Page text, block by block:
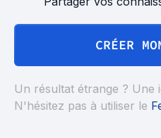
CRÉER
Un résultat étrange ? Une
N'hésitez pas à utiliser le